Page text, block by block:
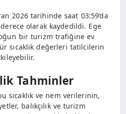
2026 tarihinde saat 03:59’da
derece olarak kaydedildi. Ege
bir turizm trafiğine ev
sıcaklık değerleri tatilcilerin
Tahminler
sıcaklık ve nem verilerinin,
balıkçılık ve turizm